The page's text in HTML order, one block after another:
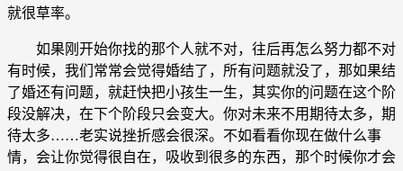
就很草率。
如果刚开始你找的那个人就不对，往后再怎么努力都不对
有时候，我们常常会觉得婚结了，所有问题就没了，那如果结
了婚还有问题，就赶快把小孩生一生，其实你的问题在这个阶
段没解决，在下个阶段只会变大。你对未来不用期待太多，期
待太多……老实说挫折感会很深。不如看看你现在做什么事
情，会让你觉得很自在，吸收到很多的东西，那个时候你才会